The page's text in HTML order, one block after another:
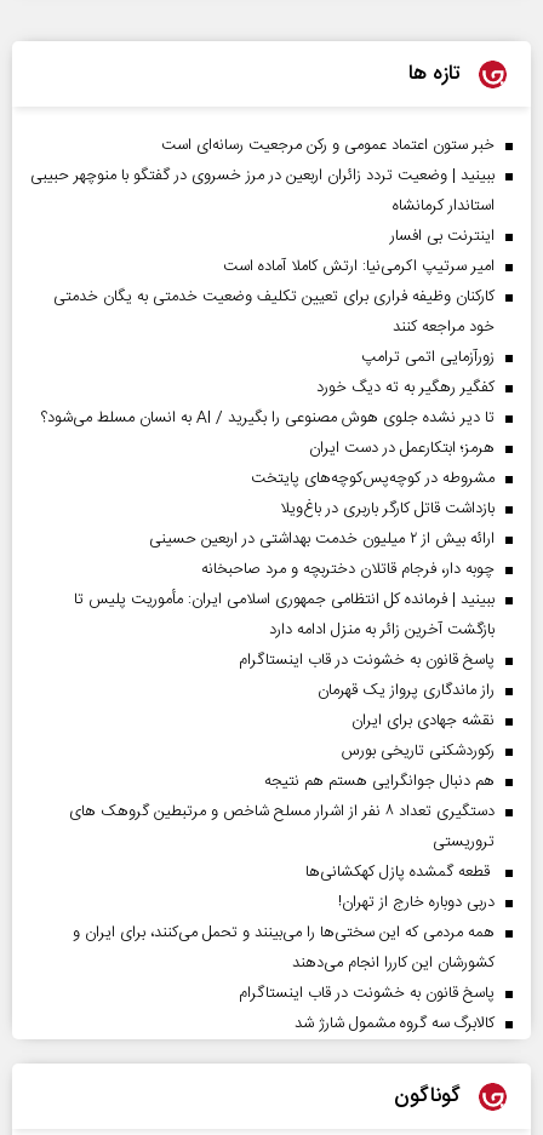
تازه ها
خبر ستون اعتماد عمومی و رکن مرجعیت رسانه‌ای است
ببینید | وضعیت تردد زائران اربعین در مرز خسروی در گفتگو با منوچهر حبیبی
استاندار کرمانشاه
اینترنت بی افسار
امیر سرتیپ اکرمی‌نیا: ارتش کاملا آماده است
کارکنان وظیفه فراری برای تعیین تکلیف وضعیت خدمتی به یگان خدمتی
خود مراجعه کنند
زورآزمایی اتمی ترامپ
کفگیر رهگیر به ته دیگ خورد
تا دیر نشده جلوی هوش مصنوعی را بگیرید / AI به انسان مسلط می‌شود؟
هرمز؛ ابتکارعمل در دست ایران
مشروطه در کوچه‌پس‌کوچه‌های پایتخت
بازداشت قاتل کارگر باربری در باغ‌ویلا
ارائه بیش از ۲ میلیون خدمت بهداشتی در اربعین حسینی
چوبه دار، فرجام قاتلان دختربچه و مرد صاحبخانه
ببینید | فرمانده کل انتظامی جمهوری اسلامی ایران­: مأموریت پلیس تا
بازگشت آخرین زائر به منزل ادامه دارد
پاسخ قانون به خشونت در قاب اینستاگرام
راز ماندگاری پرواز یک قهرمان
نقشه جهادی برای ایران
رکوردشکنی تاریخی بورس
هم دنبال جوانگرایی هستم هم نتیجه
دستگیری تعداد ۸ نفر از اشرار مسلح شاخص و مرتبطین گروهک های
تروریستی
قطعه گمشده پازل کهکشانی‌ها
دربی دوباره خارج از تهران!
همه مردمی که این سختی‌ها را می‌بینند و تحمل می‌کنند، برای ایران و
کشورشان این کاررا انجام می‌دهند
پاسخ قانون به خشونت در قاب اینستاگرام
کالابرگ سه گروه مشمول شارژ شد
گوناگون